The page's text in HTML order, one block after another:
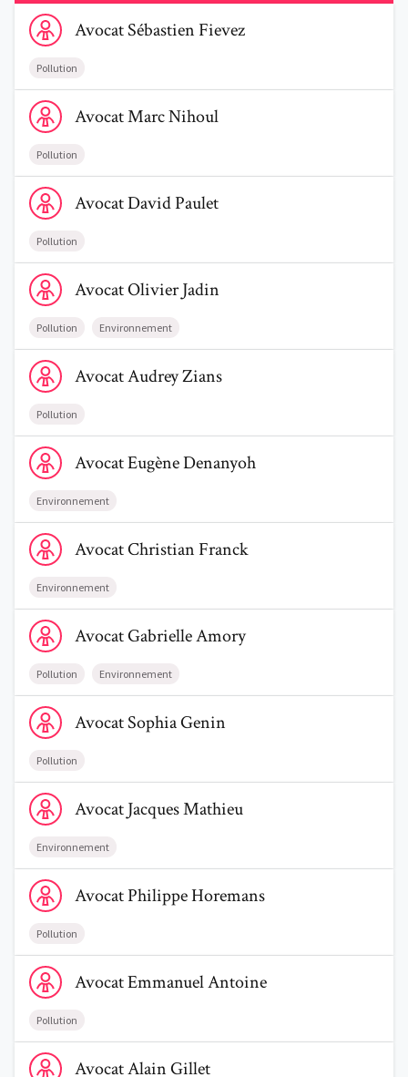
Voir le profil de AvocatSébastien Fievez
AvocatSébastienFievez
Pollution
Voir le profil de AvocatMarc Nihoul
AvocatMarcNihoul
Pollution
Voir le profil de AvocatDavid Paulet
AvocatDavidPaulet
Pollution
Voir le profil de AvocatOlivier Jadin
AvocatOlivierJadin
Pollution Environnement
Voir le profil de AvocatAudrey Zians
AvocatAudreyZians
Pollution
Voir le profil de AvocatEugène Denanyoh
AvocatEugèneDenanyoh
Environnement
Voir le profil de AvocatChristian Franck
AvocatChristianFranck
Environnement
Voir le profil de AvocatGabrielle Amory
AvocatGabrielleAmory
Pollution Environnement
Voir le profil de AvocatSophia Genin
AvocatSophiaGenin
Pollution
Voir le profil de AvocatJacques Mathieu
AvocatJacquesMathieu
Environnement
Voir le profil de AvocatPhilippe Horemans
AvocatPhilippeHoremans
Pollution
Voir le profil de AvocatEmmanuel Antoine
AvocatEmmanuelAntoine
Pollution
Voir le profil de AvocatAlain Gillet
AvocatAlainGillet